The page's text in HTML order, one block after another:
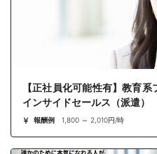
【正社員化可能性有】教育
インサイドセールス（派遣）
報酬例 1,800 ～ 2,010円/時